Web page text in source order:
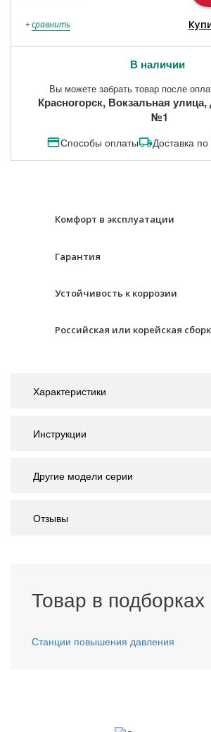
+сравнить
В наличии
Вы можете забрать товар после
Красногорск, Вокзальная
№1
Способы оплаты Доставка
Комфорт в эксплуатации
Гарантия
Устойчивость к коррозии
Российская или корейская
Характеристики
Инструкции
Другие модели серии
Отзывы
Товар в подборках
Станции повышения давления